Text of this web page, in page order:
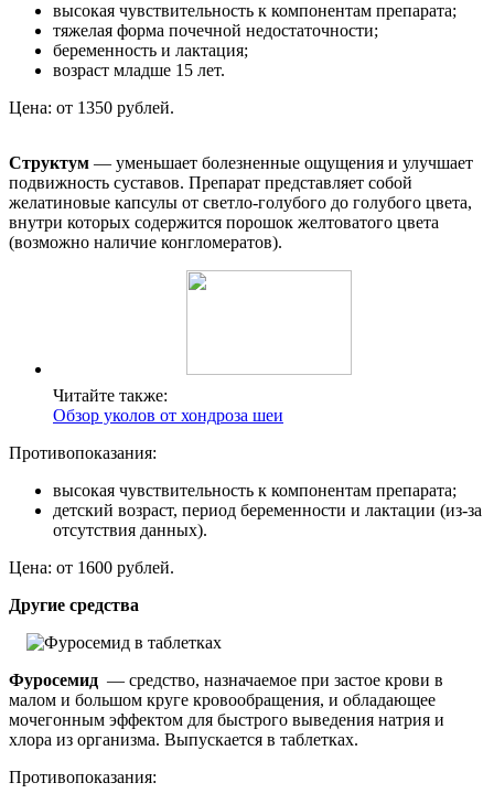
высокая чувствительность к компонентам препарата;
тяжелая форма почечной недостаточности;
беременность и лактация;
возраст младше 15 лет.
Цена: от 1350 рублей.
Структум — уменьшает болезненные ощущения и улучшает
подвижность суставов. Препарат представляет собой
желатиновые капсулы от светло-голубого до голубого цвета,
внутри которых содержится порошок желтоватого цвета
(возможно наличие конгломератов).
Читайте также:
Обзор уколов от хондроза шеи
Противопоказания:
высокая чувствительность к компонентам препарата;
детский возраст, период беременности и лактации (из-за
отсутствия данных).
Цена: от 1600 рублей.
Другие средства
Фуросемид — средство, назначаемое при застое крови в
малом и большом круге кровообращения, и обладающее
мочегонным эффектом для быстрого выведения натрия и
хлора из организма. Выпускается в таблетках.
Противопоказания: